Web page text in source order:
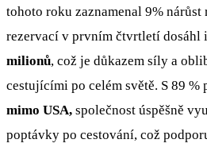
tohoto roku zaznamenal 9%
rezervací v prvním čtvrtletí dosáhl
milionů, což je důkazem síly a
cestujícími po celém světě. S 89
mimo USA, společnost úspěšně
poptávky po cestování, což